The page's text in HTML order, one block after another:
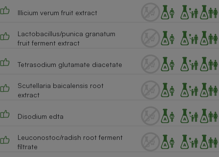
Illicium verum fruit extract
Lactobacillus/punica granatum
fruit ferment extract
Tetrasodium glutamate diacetate
Scutellaria baicalensis root
extract
Disodium edta
Leuconostoc/radish root ferment
filtrate